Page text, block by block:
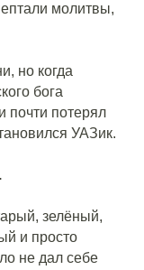
молитвы,
но когда
бога
почти потерял
УАЗик.
зелёный,
и просто
не дал себе